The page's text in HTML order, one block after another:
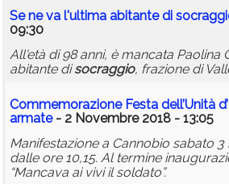
Annunci
Se ne va l'ultima abitante di
09:30
All'età di 98 anni, è mancata Paolina
abitante disocraggio, frazione di
Commemorazione Festa dell’Unità
armate- 2 Novembre 2018 - 13:05
Manifestazione a Cannobio sabato
dalle ore 10,15. Al termine
“Mancava ai vivi il soldato”.